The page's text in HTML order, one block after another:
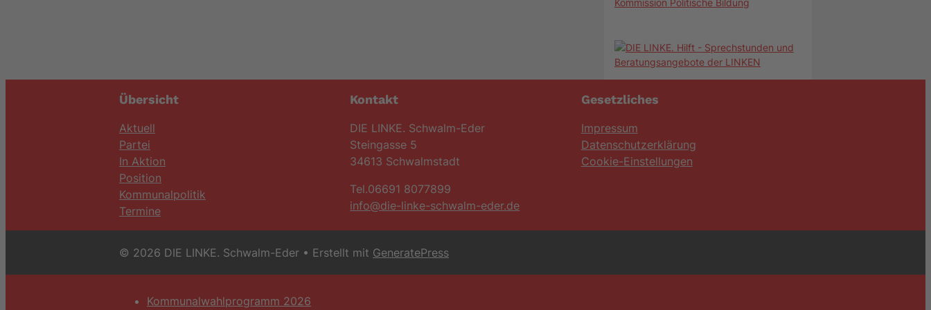
Kommission Politische Bildung
Übersicht
Aktuell
Partei
In Aktion
Position
Kommunalpolitik
Termine
Kontakt
DIE LINKE. Schwalm-Eder
Steingasse 5
34613 Schwalmstadt
Tel.06691 8077899
info@die-linke-schwalm-eder.de
Gesetzliches
Impressum
Datenschutzerklärung
Cookie-Einstellungen
© 2026 DIE LINKE. Schwalm-Eder • Erstellt mit GeneratePress
Kommunalwahlprogramm 2026